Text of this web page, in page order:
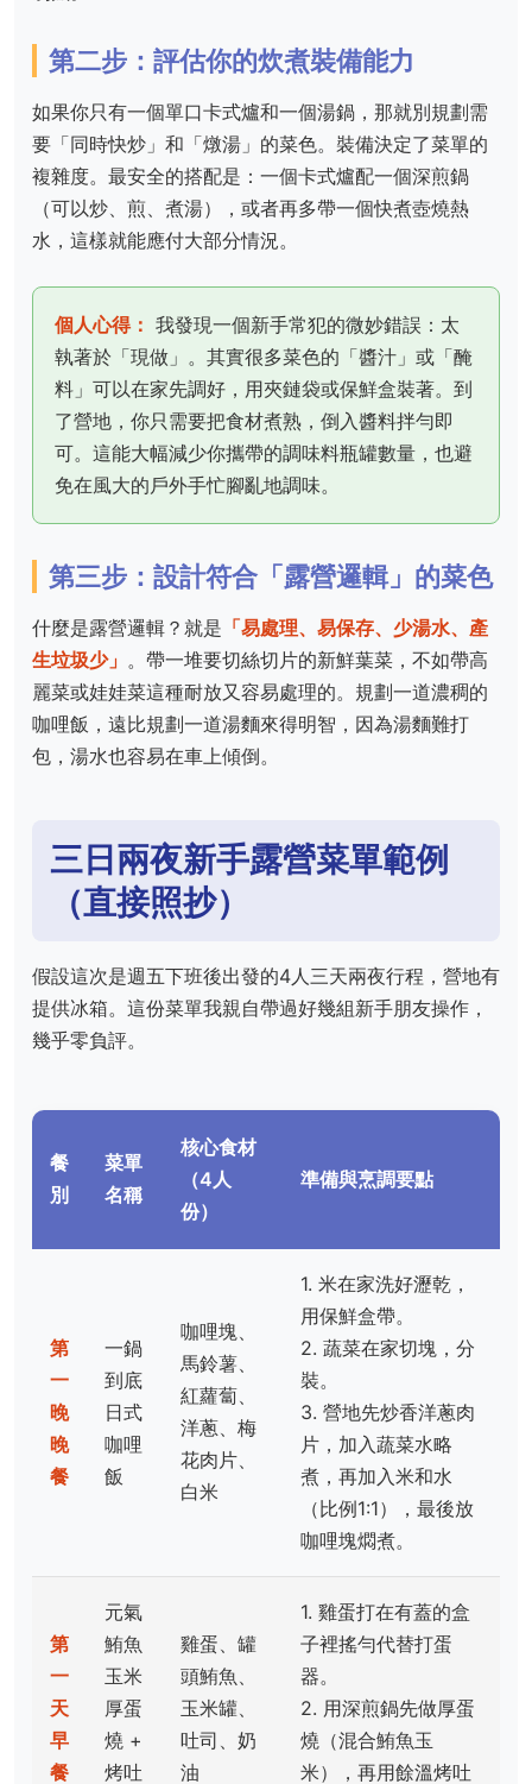
第二步：評估你的炊煮裝備能力
如果你只有一個單口卡式爐和一個湯鍋，那就別規劃需
要「同時快炒」和「燉湯」的菜色。裝備決定了菜單的
複雜度。最安全的搭配是：一個卡式爐配一個深煎鍋
（可以炒、煎、煮湯），或者再多帶一個快煮壺燒熱
水，這樣就能應付大部分情況。
個人心得： 我發現一個新手常犯的微妙錯誤：太
執著於「現做」。其實很多菜色的「醬汁」或「醃
料」可以在家先調好，用夾鏈袋或保鮮盒裝著。到
了營地，你只需要把食材煮熟，倒入醬料拌勻即
可。這能大幅減少你攜帶的調味料瓶罐數量，也避
免在風大的戶外手忙腳亂地調味。
第三步：設計符合「露營邏輯」的菜色
什麼是露營邏輯？就是 「易處理、易保存、少湯水、產
生垃圾少」 。帶一堆要切絲切片的新鮮葉菜，不如帶高
麗菜或娃娃菜這種耐放又容易處理的。規劃一道濃稠的
咖哩飯，遠比規劃一道湯麵來得明智，因為湯麵難打
包，湯水也容易在車上傾倒。
三日兩夜新手露營菜單範例
（直接照抄）
假設這次是週五下班後出發的4人三天兩夜行程，營地有
提供冰箱。這份菜單我親自帶過好幾組新手朋友操作，
幾乎零負評。
餐
別
菜單
名稱
核心食材
（4人
份）
準備與烹調要點
第
一
晚
晚
餐
一鍋
到底
日式
咖哩
飯
咖哩塊、
馬鈴薯、
紅蘿蔔、
洋蔥、梅
花肉片、
白米
1. 米在家洗好瀝乾，
用保鮮盒帶。
2. 蔬菜在家切塊，分
裝。
3. 營地先炒香洋蔥肉
片，加入蔬菜水略
煮，再加入米和水
（比例1:1），最後放
咖哩塊燜煮。
第
一
天
早
餐
元氣
鮪魚
玉米
厚蛋
燒 +
烤吐
雞蛋、罐
頭鮪魚、
玉米罐、
吐司、奶
油
1. 雞蛋打在有蓋的盒
子裡搖勻代替打蛋
器。
2. 用深煎鍋先做厚蛋
燒（混合鮪魚玉
米），再用餘溫烤吐